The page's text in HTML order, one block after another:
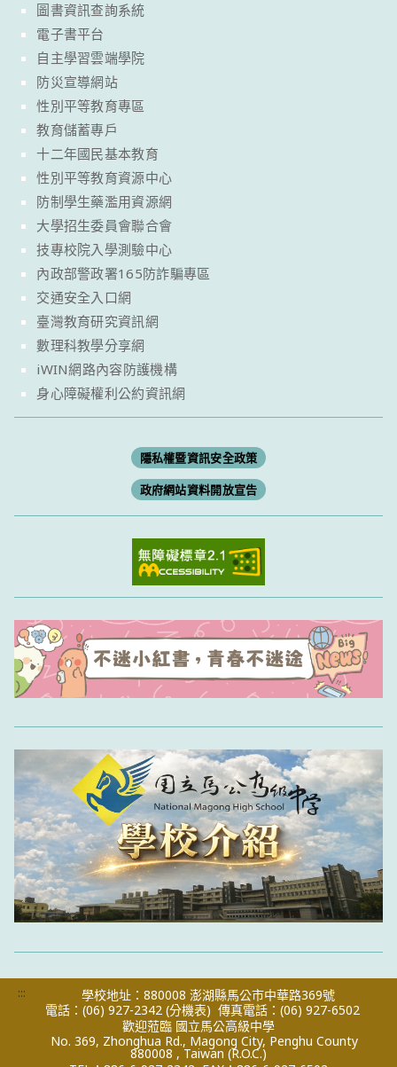
圖書資訊查詢系統
電子書平台
自主學習雲端學院
防災宣導網站
性別平等教育專區
教育儲蓄專戶
十二年國民基本教育
性別平等教育資源中心
防制學生藥濫用資源網
大學招生委員會聯合會
技專校院入學測驗中心
內政部警政署165防詐騙專區
交通安全入口網
臺灣教育研究資訊網
數理科教學分享網
iWIN網路內容防護機構
身心障礙權利公約資訊網
隱私權暨資訊安全政策
政府網站資料開放宣告
:::
學校地址：880008 澎湖縣馬公市中華路369號
電話：(06) 927-2342 (分機表) 傳真電話：(06) 927-6502
歡迎蒞臨 國立馬公高級中學
No. 369, Zhonghua Rd., Magong City, Penghu County
880008 , Taiwan (R.O.C.)